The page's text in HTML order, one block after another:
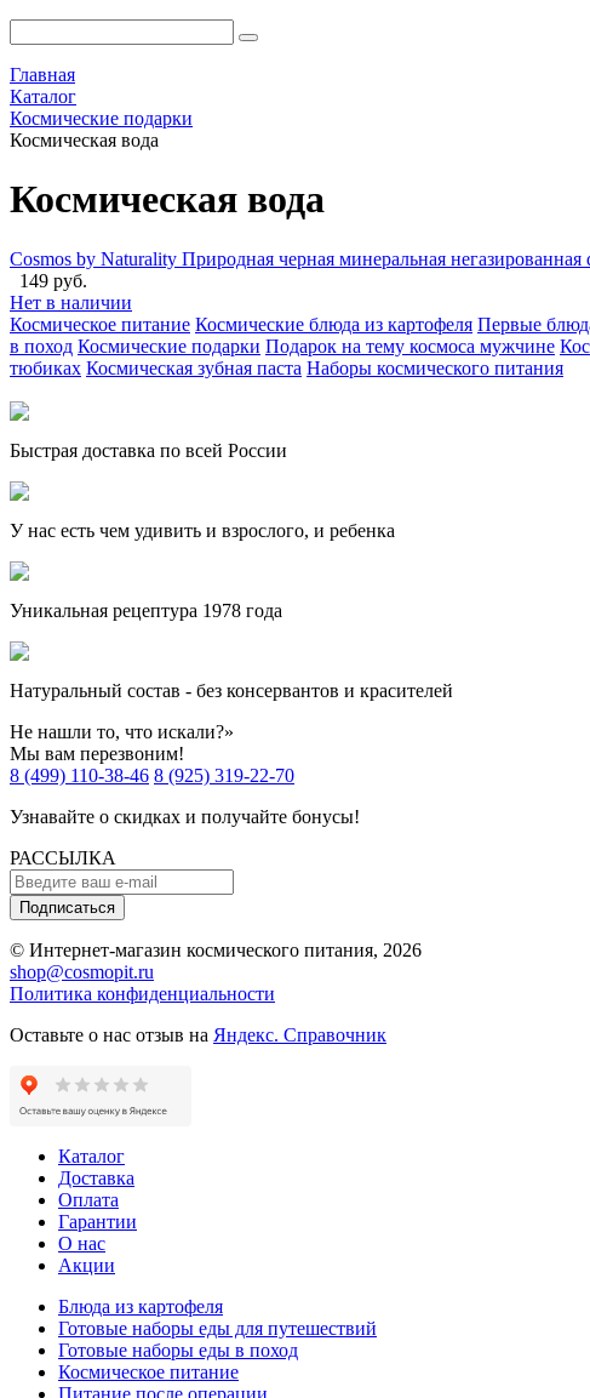
Главная
Каталог
Космические подарки
Космическая вода
Космическая вода
Cosmos by Naturality Природная черная минеральная негазированная
149 руб.
Нет в наличии
Космическое питание Космические блюда из картофеля Первые
в поход Космические подарки Подарок на тему космоса мужчине
тюбиках Космическая зубная паста Наборы космического питания
Быстрая доставка по всей России
У нас есть чем удивить и взрослого, и ребенка
Уникальная рецептура 1978 года
Натуральный состав - без консервантов и красителей
Не нашли то, что искали?»
Мы вам перезвоним!
8 (499) 110-38-46 8 (925) 319-22-70
Узнавайте о скидках и получайте бонусы!
РАССЫЛКА
Подписаться
© Интернет-магазин космического питания, 2026
shop@cosmopit.ru
Политика конфиденциальности
Оставьте о нас отзыв на Яндекс. Справочник
Каталог
Доставка
Оплата
Гарантии
О нас
Акции
Блюда из картофеля
Готовые наборы еды для путешествий
Готовые наборы еды в поход
Космическое питание
Питание после операции